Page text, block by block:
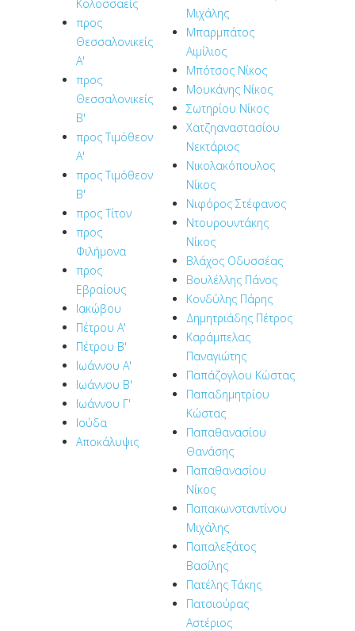
Κολοσσαείς
προς
Θεσσαλονικείς
Α'
προς
Θεσσαλονικείς
Β'
προς Τιμόθεον
Α'
προς Τιμόθεον
Β'
προς Τίτον
προς
Φιλήμονα
προς
Εβραίους
Ιακώβου
Πέτρου Α'
Πέτρου Β'
Ιωάννου Α'
Ιωάννου Β'
Ιωάννου Γ'
Ιούδα
Αποκάλυψις
Μιχάλης
Μπαρμπάτος
Αιμίλιος
Μπότσος Νίκος
Μουκάνης Νίκος
Σωτηρίου Νίκος
Χατζηαναστασίου
Νεκτάριος
Νικολακόπουλος
Νίκος
Νιφόρος Στέφανος
Ντουρουντάκης
Νίκος
Βλάχος Οδυσσέας
Βουλέλλης Πάνος
Κονδύλης Πάρης
Δημητριάδης Πέτρος
Καράμπελας
Παναγιώτης
Παπάζογλου Κώστας
Παπαδημητρίου
Κώστας
Παπαθανασίου
Θανάσης
Παπαθανασίου
Νίκος
Παπακωνσταντίνου
Μιχάλης
Παπαλεξάτος
Βασίλης
Πατέλης Τάκης
Πατσιούρας
Αστέριος